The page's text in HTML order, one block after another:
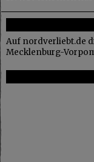
Auf nordverliebt.de
Mecklenburg-